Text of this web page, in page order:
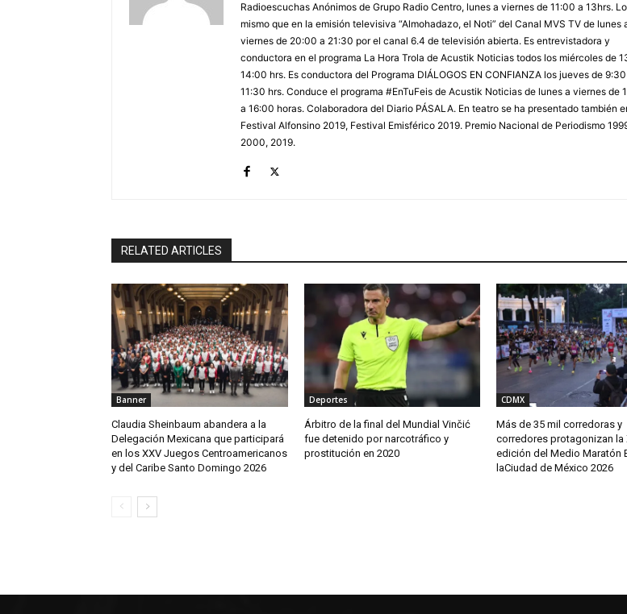
Radioescuchas Anónimos de Grupo Radio Centro, lunes a viernes de 11:00 a 13hrs. Lo
mismo que en la emisión televisiva “Almohadazo, el Noti” del Canal MVS TV de lunes
viernes de 20:00 a 21:30 por el canal 6.4 de televisión abierta. Es entrevistadora y
conductora en el programa La Hora Trola de Acustik Noticias todos los miércoles de
14:00 hrs. Es conductora del Programa DIÁLOGOS EN CONFIANZA los jueves de
11:30 hrs. Conduce el programa #EnTuFeis de Acustik Noticias de lunes a viernes de
a 16:00 horas. Colaboradora del Diario PÁSALA. En teatro se ha presentado también
Festival Alfonsino 2019, Festival Emisférico 2019. Premio Nacional de Periodismo
2000, 2019.
RELATED ARTICLES
Banner
Claudia Sheinbaum abandera a la
Delegación Mexicana que participará
en los XXV Juegos Centroamericanos
y del Caribe Santo Domingo 2026
Deportes
Árbitro de la final del Mundial Vinčić
fue detenido por narcotráfico y
prostitución en 2020
CDMX
Más de 35 mil corredoras y
corredores protagonizan la
edición del Medio Maratón
laCiudad de México 2026